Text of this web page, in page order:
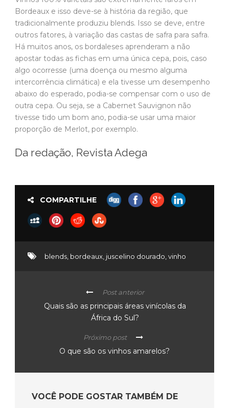
Bordeaux e isso deve-se à história da região, que
tradicionalmente produziu blends. Isso se deve, entre
outros fatores, à variação das castas de safra para safra.
Há muitos anos, os bordaleses aprenderam a não
apostar todas as fichas em uma única cepa, pois, caso
algo ocorresse (uma doença ou mesmo alguma
intercorrência climática) e ela tivesse um desempenho
abaixo do esperado, podia-se compensar com o uso de
outra cepa. Ou seja, se a Cabernet Sauvignon não
tivesse tido um bom ano, podia-se usar uma maior
proporção de Merlot, por exemplo.
Da redação, Revista Adega
COMPARTILHE
blends, bordeaux, juscelino dourado,vinho
Post anterior
Quais são as principais áreas vinícolas da
África do Sul?
Próximo post
O que são os vinhos amarelos?
VOCÊ PODE GOSTAR TAMBÉM DE